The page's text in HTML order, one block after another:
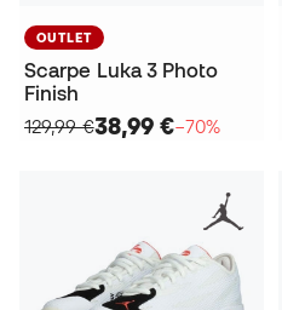
OUTLET
Scarpe Luka 3 Photo
Finish
129,99 €38,99 €−70%